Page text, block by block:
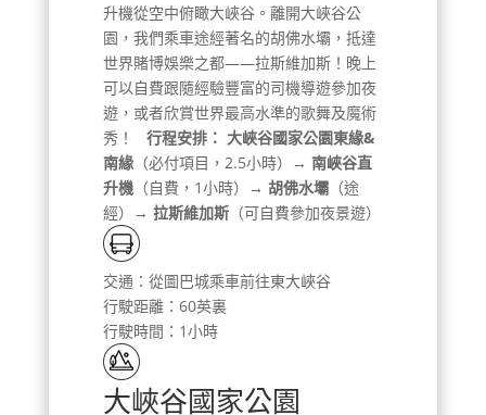
升機從空中俯瞰大峽谷。離開大峽谷公
園，我們乘車途經著名的胡佛水壩，抵達
世界賭博娛樂之都——拉斯維加斯！晚上
可以自費跟隨經驗豐富的司機導遊參加夜
遊，或者欣賞世界最高水準的歌舞及魔術
秀！ 行程安排： 大峽谷國家公園東緣&
南緣（必付項目，2.5小時）→ 南峽谷直
升機（自費，1小時） → 胡佛水壩（途
經）→ 拉斯維加斯（可自費參加夜景遊）
交通：從圖巴城乘車前往東大峽谷
行駛距離：60英裏
行駛時間：1小時
大峽谷國家公園